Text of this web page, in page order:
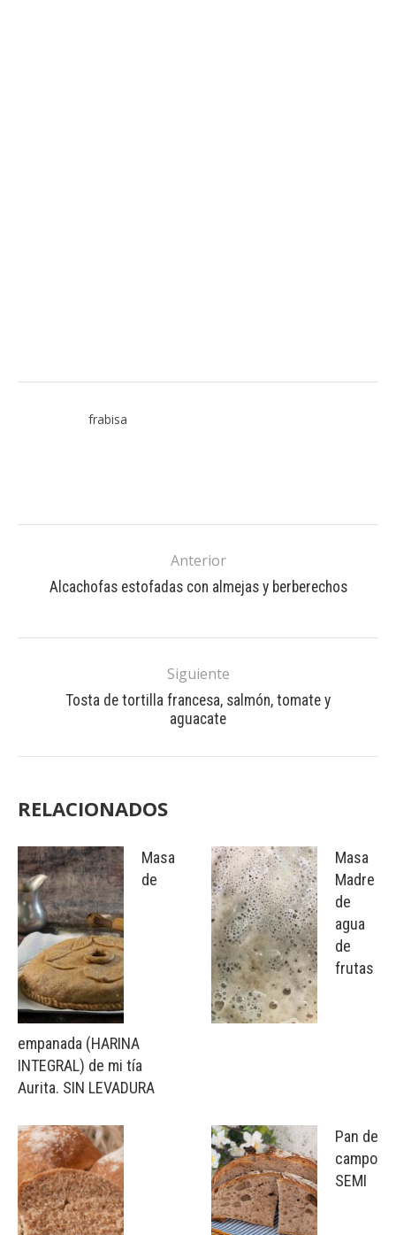
frabisa
Anterior
Alcachofas estofadas con almejas y berberechos
Siguiente
Tosta de tortilla francesa, salmón, tomate y
aguacate
RELACIONADOS
Masa
de
empanada (HARINA
INTEGRAL) de mi tía
Aurita. SIN LEVADURA
Masa
Madre
de
agua
de
frutas
Pan de
campo
SEMI